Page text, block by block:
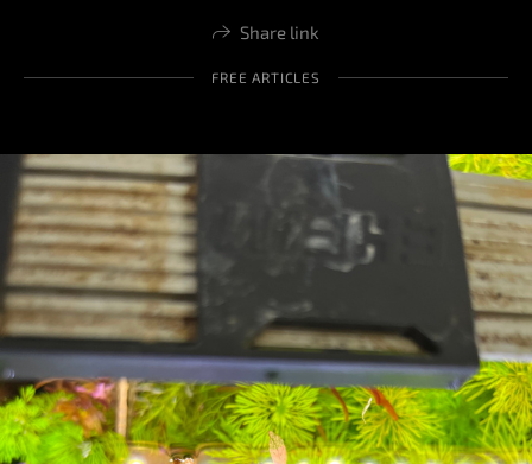
Share link
FREE ARTICLES